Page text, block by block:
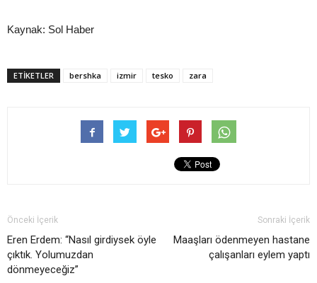
Kaynak: Sol Haber
ETIKETLER bershka izmir tesko zara
Önceki İçerik
Eren Erdem: “Nasıl girdiysek öyle
çıktık. Yolumuzdan
dönmeyeceğiz”
Sonraki İçerik
Maaşları ödenmeyen hastane
çalışanları eylem yaptı